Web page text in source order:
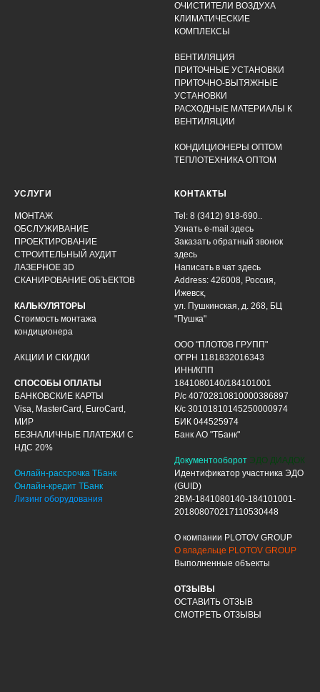
ОЧИСТИТЕЛИ ВОЗДУХА
КЛИМАТИЧЕСКИЕ
КОМПЛЕКСЫ
ВЕНТИЛЯЦИЯ
ПРИТОЧНЫЕ УСТАНОВКИ
ПРИТОЧНО-ВЫТЯЖНЫЕ
УСТАНОВКИ
РАСХОДНЫЕ МАТЕРИАЛЫ К
ВЕНТИЛЯЦИИ
КОНДИЦИОНЕРЫ ОПТОМ
ТЕПЛОТЕХНИКА ОПТОМ
УСЛУГИ
МОНТАЖ
ОБСЛУЖИВАНИЕ
ПРОЕКТИРОВАНИЕ
СТРОИТЕЛЬНЫЙ АУДИТ
ЛАЗЕРНОЕ 3D
СКАНИРОВАНИЕ ОБЪЕКТОВ
КАЛЬКУЛЯТОРЫ
Стоимость монтажа
кондиционера
АКЦИИ И СКИДКИ
СПОСОБЫ ОПЛАТЫ
БАНКОВСКИЕ КАРТЫ
Visa, MasterCard, EuroCard,
МИР
БЕЗНАЛИЧНЫЕ ПЛАТЕЖИ С
НДС 20%
Онлайн-рассрочка ТБанк
Онлайн-кредит ТБанк
Лизинг оборудования
КОНТАКТЫ
Tel: 8 (3412) 918-690..
Узнать e-mail здесь
Заказать обратный звонок
здесь
Написать в чат здесь
Address: 426008, Россия,
Ижевск,
ул. Пушкинская, д. 268, БЦ
"Пушка"
ООО "ПЛОТОВ ГРУПП"
ОГРН 1181832016343
ИНН/КПП
1841080140/184101001
Р/с 40702810810000386897
К/с 30101810145250000974
БИК 044525974
Банк АО "ТБанк"
Документооборот ЭДО ДИАДОК
Идентификатор участника ЭДО
(GUID)
2BM-1841080140-184101001-
201808070217110530448
О компании PLOTOV GROUP
О владельце PLOTOV GROUP
Выполненные объекты
ОТЗЫВЫ
ОСТАВИТЬ ОТЗЫВ
СМОТРЕТЬ ОТЗЫВЫ